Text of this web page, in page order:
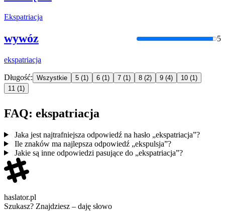
Ekspatriacja
wywóz 5
ekspatriacja
Długość: Wszystkie 5 (1) 6 (1) 7 (1) 8 (2) 9 (4) 10 (1)
11 (1)
FAQ: ekspatriacja
Jaka jest najtrafniejsza odpowiedź na hasło „ekspatriacja”?
Ile znaków ma najlepsza odpowiedź „ekspulsja”?
Jakie są inne odpowiedzi pasujące do „ekspatriacja”?
haslator.pl
Szukasz? Znajdziesz – daję słowo